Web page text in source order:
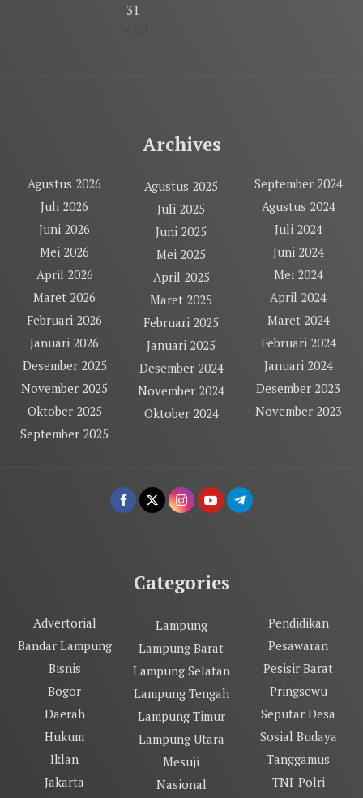
31
Archives
Agustus 2026
Juli 2026
Juni 2026
Mei 2026
April 2026
Maret 2026
Februari 2026
Januari 2026
Desember 2025
November 2025
Oktober 2025
September 2025
Agustus 2025
Juli 2025
Juni 2025
Mei 2025
April 2025
Maret 2025
Februari 2025
Januari 2025
Desember 2024
November 2024
Oktober 2024
September 2024
Agustus 2024
Juli 2024
Juni 2024
Mei 2024
April 2024
Maret 2024
Februari 2024
Januari 2024
Desember 2023
November 2023
Categories
Advertorial
Bandar Lampung
Bisnis
Bogor
Daerah
Hukum
Iklan
Jakarta
Lampung
Lampung Barat
Lampung Selatan
Lampung Tengah
Lampung Timur
Lampung Utara
Mesuji
Nasional
Pendidikan
Pesawaran
Pesisir Barat
Pringsewu
Seputar Desa
Sosial Budaya
Tanggamus
TNI-Polri